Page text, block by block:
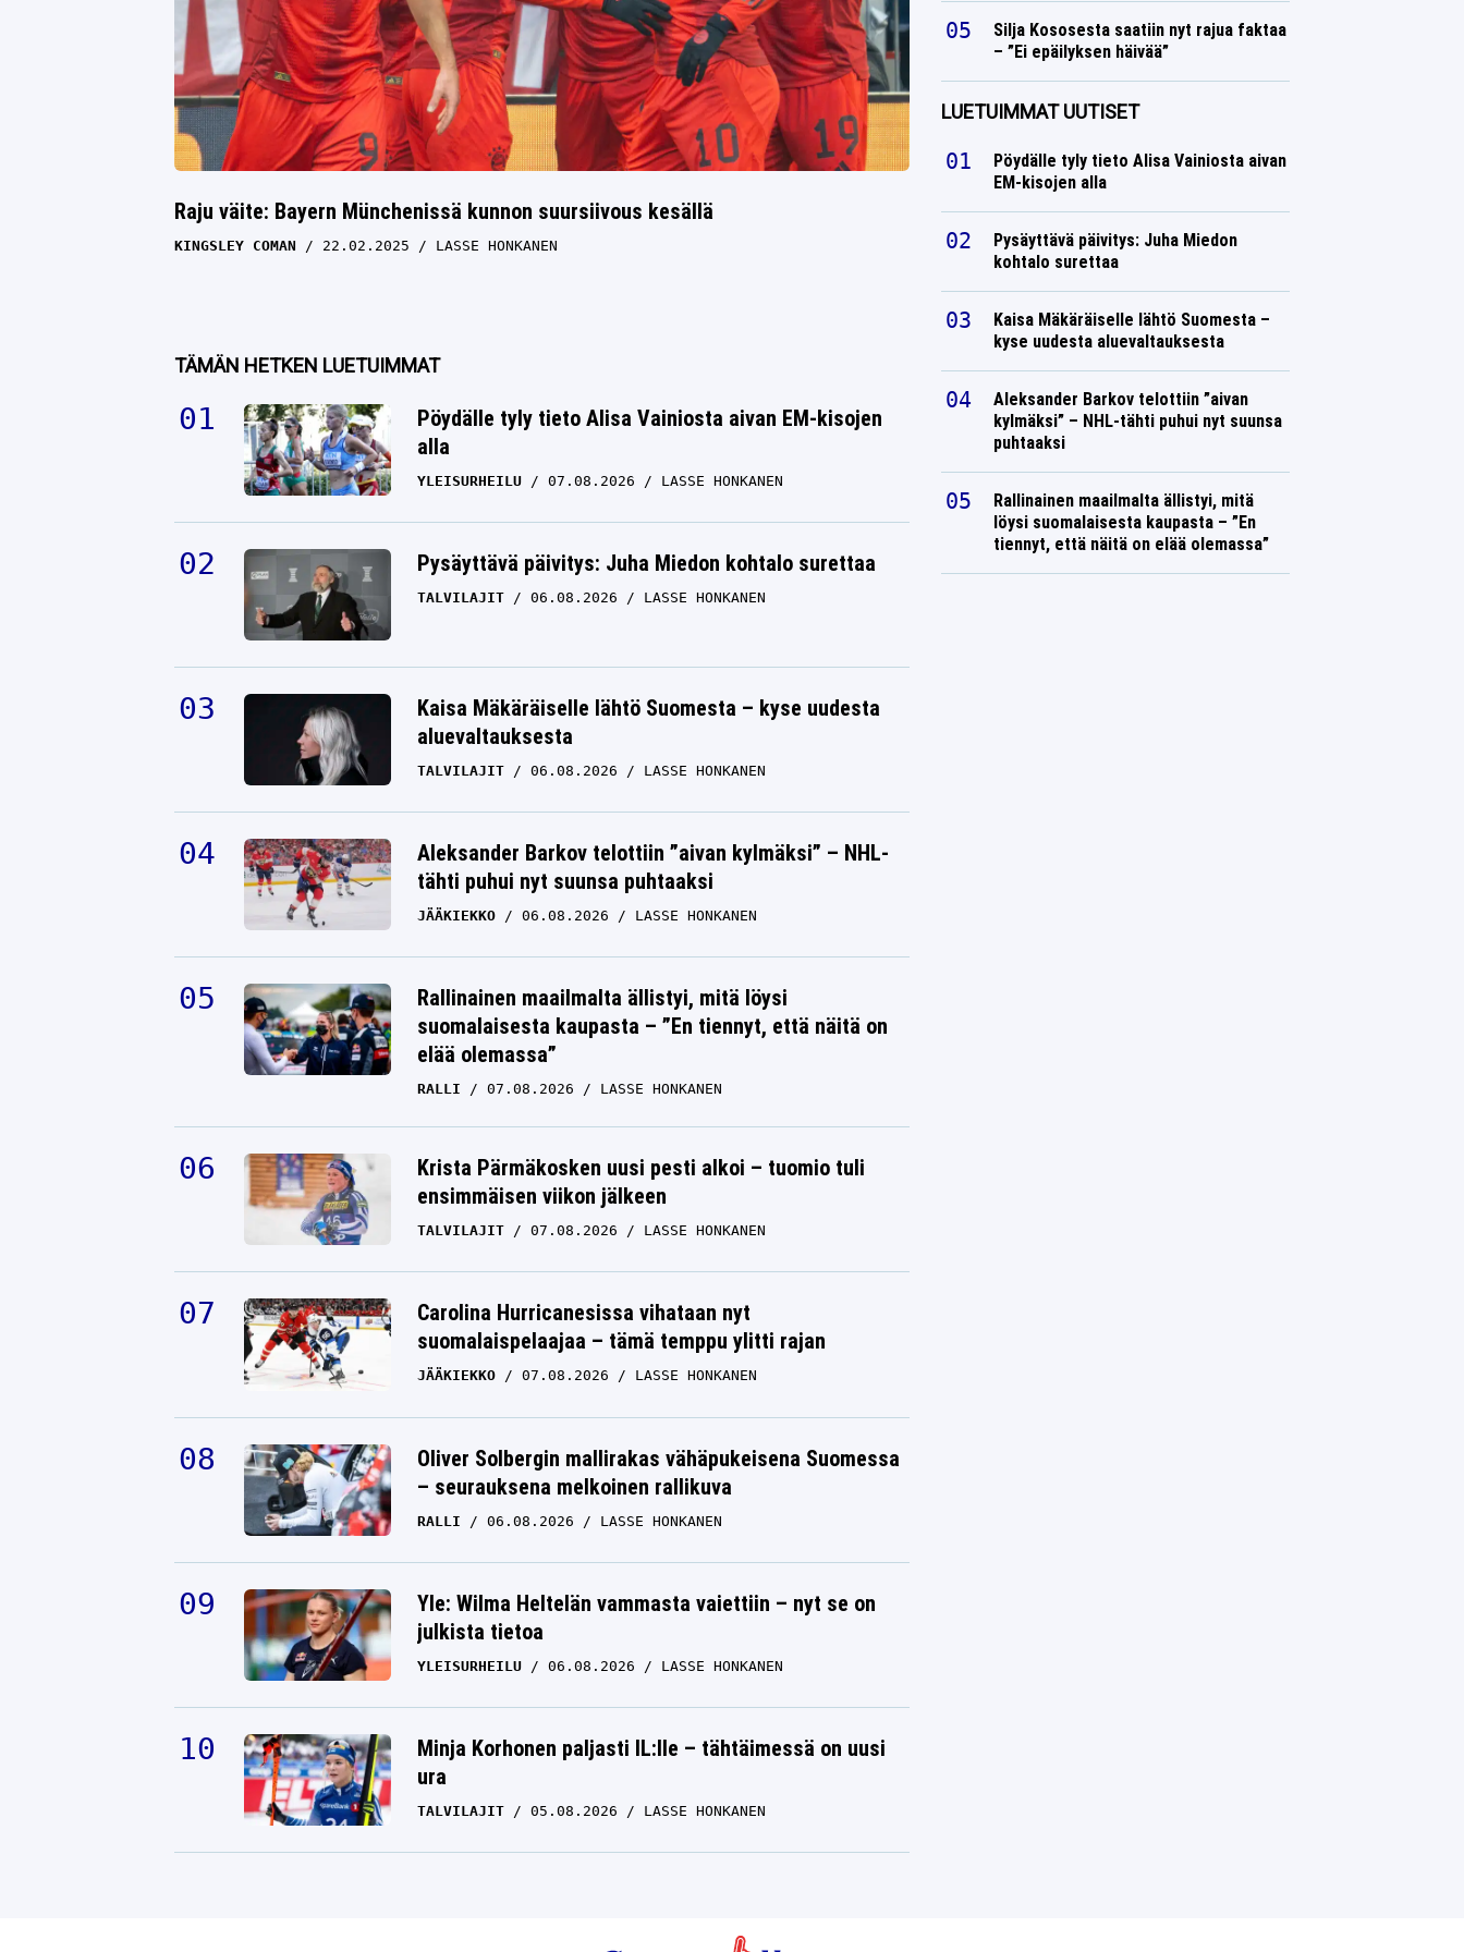
Raju väite: Bayern Münchenissä kunnon suursiivous kesällä
KINGSLEY COMAN 22.02.2025 LASSE HONKANEN
TÄMÄN HETKEN LUETUIMMAT
Pöydälle tyly tieto Alisa Vainiosta aivan EM-kisojen
alla
YLEISURHEILU 07.08.2026 LASSE HONKANEN
Pysäyttävä päivitys: Juha Miedon kohtalo surettaa
TALVILAJIT 06.08.2026 LASSE HONKANEN
Kaisa Mäkäräiselle lähtö Suomesta – kyse uudesta
aluevaltauksesta
TALVILAJIT 06.08.2026 LASSE HONKANEN
Aleksander Barkov telottiin ”aivan kylmäksi” – NHL-
tähti puhui nyt suunsa puhtaaksi
JÄÄKIEKKO 06.08.2026 LASSE HONKANEN
Rallinainen maailmalta ällistyi, mitä löysi
suomalaisesta kaupasta – ”En tiennyt, että näitä on
elää olemassa”
RALLI 07.08.2026 LASSE HONKANEN
Krista Pärmäkosken uusi pesti alkoi – tuomio tuli
ensimmäisen viikon jälkeen
TALVILAJIT 07.08.2026 LASSE HONKANEN
Carolina Hurricanesissa vihataan nyt
suomalaispelaajaa – tämä temppu ylitti rajan
JÄÄKIEKKO 07.08.2026 LASSE HONKANEN
Oliver Solbergin mallirakas vähäpukeisena Suomessa
– seurauksena melkoinen rallikuva
RALLI 06.08.2026 LASSE HONKANEN
Yle: Wilma Heltelän vammasta vaiettiin – nyt se on
julkista tietoa
YLEISURHEILU 06.08.2026 LASSE HONKANEN
Minja Korhonen paljasti IL:lle – tähtäimessä on uusi
ura
TALVILAJIT 05.08.2026 LASSE HONKANEN
Silja Kososesta saatiin nyt rajua faktaa
– ”Ei epäilyksen häivää”
LUETUIMMAT UUTISET
Pöydälle tyly tieto Alisa Vainiosta aivan
EM-kisojen alla
Pysäyttävä päivitys: Juha Miedon
kohtalo surettaa
Kaisa Mäkäräiselle lähtö Suomesta –
kyse uudesta aluevaltauksesta
Aleksander Barkov telottiin ”aivan
kylmäksi” – NHL-tähti puhui nyt suunsa
puhtaaksi
Rallinainen maailmalta ällistyi, mitä
löysi suomalaisesta kaupasta – ”En
tiennyt, että näitä on elää olemassa”